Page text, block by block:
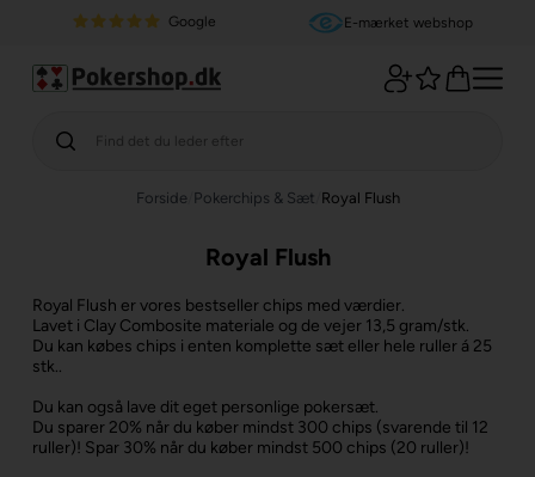
Google E-mærket webshop
Forside Pokerchips & Sæt Royal Flush
Royal Flush
Royal Flush er vores bestseller chips med værdier.
Lavet i Clay Combosite materiale og de vejer 13,5 gram/stk.
Du kan købes chips i enten komplette sæt eller hele ruller á 25
stk..
Du kan også lave dit eget personlige pokersæt.
Du sparer 20% når du køber mindst 300 chips (svarende til 12
ruller)! Spar 30% når du køber mindst 500 chips (20 ruller)!